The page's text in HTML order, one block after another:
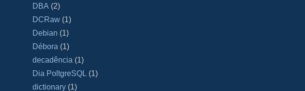
DBA (2)
DCRaw (1)
Debian (1)
Débora (1)
decadência (1)
Dia PoſtgreSQL (1)
dictionary (1)